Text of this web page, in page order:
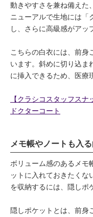
動きやすさを兼ね備えた
ニューアルで生地には「
し、さらに高級感がアッ
こちらの白衣には、前身
います。斜めに切り込ま
に挿入できるため、医療
【クラシコスタッフス
ドクターコート
メモ帳やノートも入
ボリューム感のあるメモ
ットに入れておきたくな
を収納するには、隠しポ
隠しポケットとは、前身